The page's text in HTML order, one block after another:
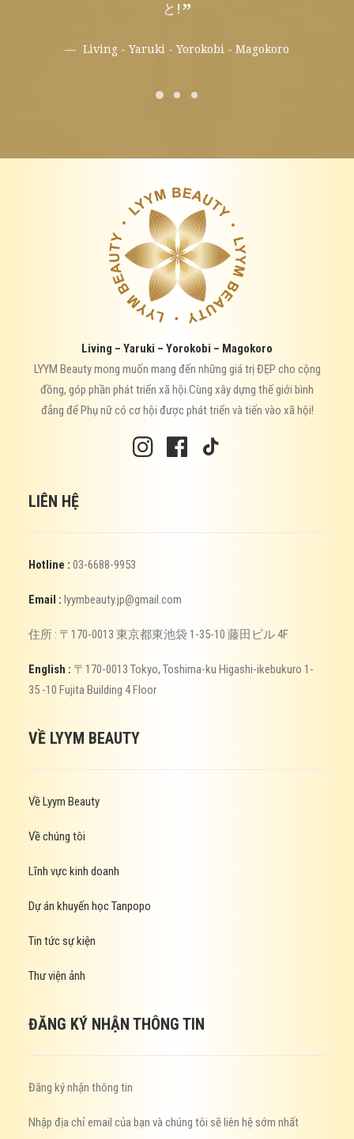
と!
Living - Yaruki - Yorokobi - Magokoro
Living – Yaruki – Yorokobi – Magokoro
LYYM Beauty mong muốn mang đến những giá trị ĐẸP cho cộng
đồng, góp phần phát triển xã hội.Cùng xây dựng thế giới bình
đẳng để Phụ nữ có cơ hội được phát triển và tiến vào xã hội!
LIÊN HỆ
Hotline : 03-6688-9953
Email : lyymbeauty.jp@gmail.com
住所 : 〒170-0013 東京都東池袋 1-35-10 藤田ビル 4F
English : 〒170-0013 Tokyo, Toshima-ku Higashi-ikebukuro 1-
35 -10 Fujita Building 4 Floor
VỀ LYYM BEAUTY
Về Lyym Beauty
Về chúng tôi
Lĩnh vực kinh doanh
Dự án khuyến học Tanpopo
Tin tức sự kiện
Thư viện ảnh
ĐĂNG KÝ NHẬN THÔNG TIN
Đăng ký nhận thông tin
Nhập địa chỉ email của bạn và chúng tôi sẽ liên hệ sớm nhất